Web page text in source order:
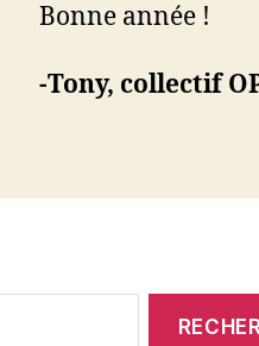
Bonne année !
-Tony, collectif